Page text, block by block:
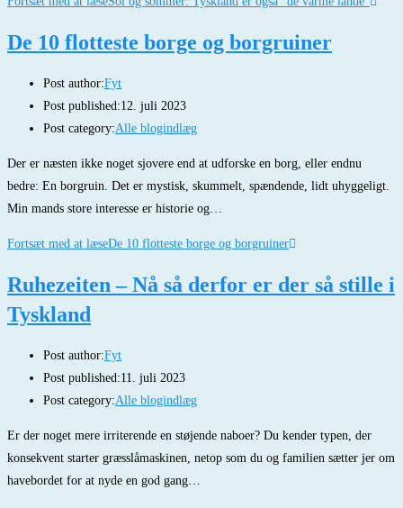
De 10 flotteste borge og borgruiner
Post author:Fyt
Post published:12. juli 2023
Post category:Alle blogindlæg
Der er næsten ikke noget sjovere end at udforske en borg, eller endnu
bedre: En borgruin. Det er mystisk, skummelt, spændende, lidt uhyggeligt.
Min mands store interesse er historie og…
Fortsæt med at læseDe 10 flotteste borge og borgruiner
Ruhezeiten – Nå så derfor er der så stille i
Tyskland
Post author:Fyt
Post published:11. juli 2023
Post category:Alle blogindlæg
Er der noget mere irriterende en støjende naboer? Du kender typen, der
konsekvent starter græsslåmaskinen, netop som du og familien sætter jer om
havebordet for at nyde en god gang…